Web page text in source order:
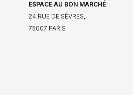
ESPACE AU BON MARCHÉ
24 RUE DE SÈVRES,
75007 PARIS